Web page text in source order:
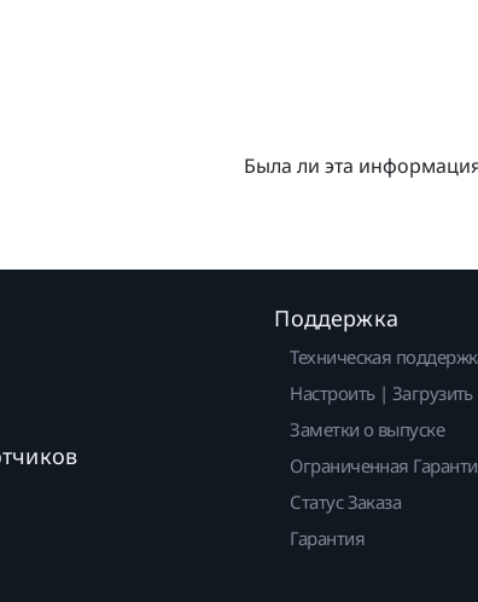
Была ли эта
Поддержка
Техническая
Настроить | Загрузить
Заметки о выпуске
Ограниченная
Статус Заказа
Гарантия